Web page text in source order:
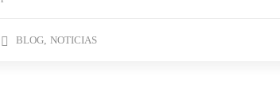
BLOG, NOTICIAS